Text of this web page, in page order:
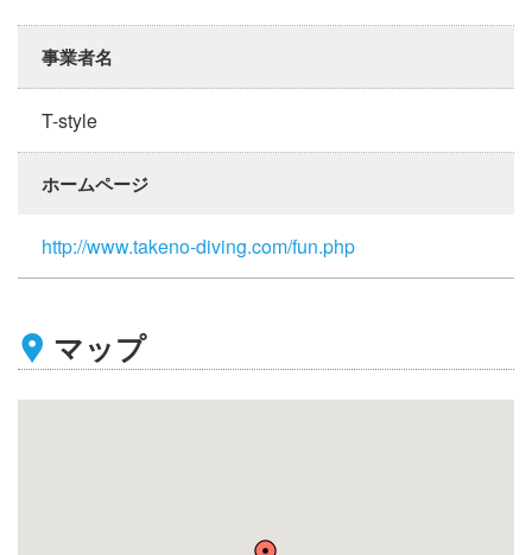
事業者名
T-style
ホームページ
http://www.takeno-diving.com/fun.php
マップ